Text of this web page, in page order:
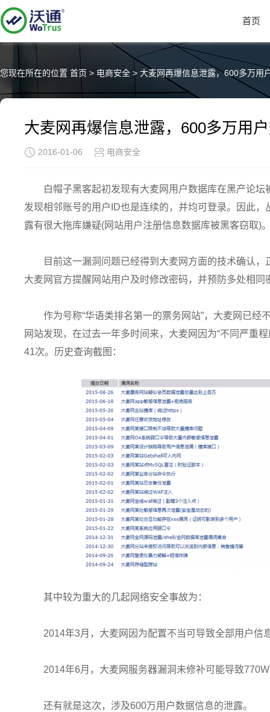
首页
您现在所在的位置 首页 > 电商安全 > 大麦网再爆信息泄露，600多万用
大麦网再爆信息泄露，600多万用
2016-01-06 电商安全
白帽子黑客起初发现有大麦网用户数据库在黑产论
发现相邻账号的用户ID也是连续的，并均可登录。因此
露有很大拖库嫌疑(网站用户注册信息数据库被黑客窃取)
目前这一漏洞问题已经得到大麦网方面的技术确认
大麦网官方提醒网站用户及时修改密码，并预防多处相同
作为号称“华语类排名第一的票务网站”，大麦网已
网站发现，在过去一年多时间来，大麦网因为“不同严重
41次。历史查询截图：
其中较为重大的几起网络安全事故为：
2014年3月，大麦网因为配置不当可导致全部用户信
2014年6月，大麦网服务器漏洞未修补可能导致
还有就是这次，涉及600万用户数据信息的泄露。